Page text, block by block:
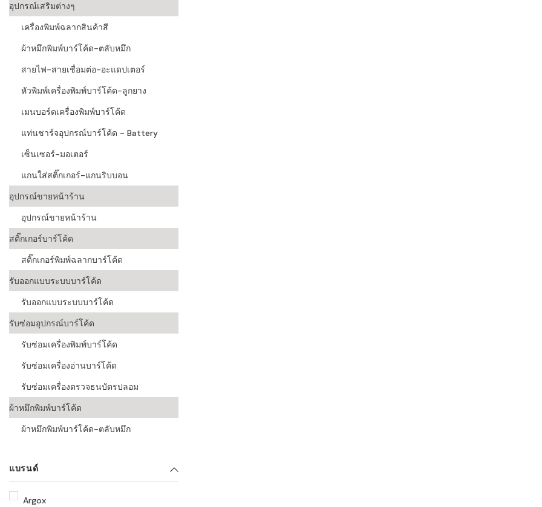
อุปกรณ์เสริมต่างๆ
เครื่องพิมพ์ฉลากสินค้าสี
ผ้าหมึกพิมพ์บาร์โค้ด-ตลับหมึก
สายไฟ-สายเชื่อมต่อ-อะแดปเตอร์
หัวพิมพ์เครื่องพิมพ์บาร์โค้ด-ลูกยาง
เมนบอร์ดเครื่องพิมพ์บาร์โค้ด
แท่นชาร์จอุปกรณ์บาร์โค้ด - Battery
เซ็นเซอร์-มอเตอร์
แกนใส่สติ๊กเกอร์-แกนริบบอน
อุปกรณ์ขายหน้าร้าน
อุปกรณ์ขายหน้าร้าน
สติ๊กเกอร์บาร์โค้ด
สติ๊กเกอร์พิมพ์ฉลากบาร์โค้ด
รับออกแบบระบบบาร์โค้ด
รับออกแบบระบบบาร์โค้ด
รับซ่อมอุปกรณ์บาร์โค้ด
รับซ่อมเครื่องพิมพ์บาร์โค้ด
รับซ่อมเครื่องอ่านบาร์โค้ด
รับซ่อมเครื่องตรวจธนบัตรปลอม
ผ้าหมึกพิมพ์บาร์โค้ด
ผ้าหมึกพิมพ์บาร์โค้ด-ตลับหมึก
แบรนด์
Argox